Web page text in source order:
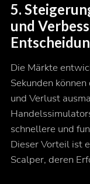
5.
und
Die Märkte
Sekunden
und Verlust
schnellere und
Dieser Vorteil ist
Scalper, deren